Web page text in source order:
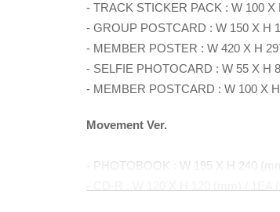
- TRACK STICKER PACK : W 100
- GROUP POSTCARD : W 150 X H
- MEMBER POSTER : W 420 X H
- SELFIE PHOTOCARD : W 55 X H
- MEMBER POSTCARD : W 100 X
Movement Ver.
- PHOTOBOOK : W 195 X H 240